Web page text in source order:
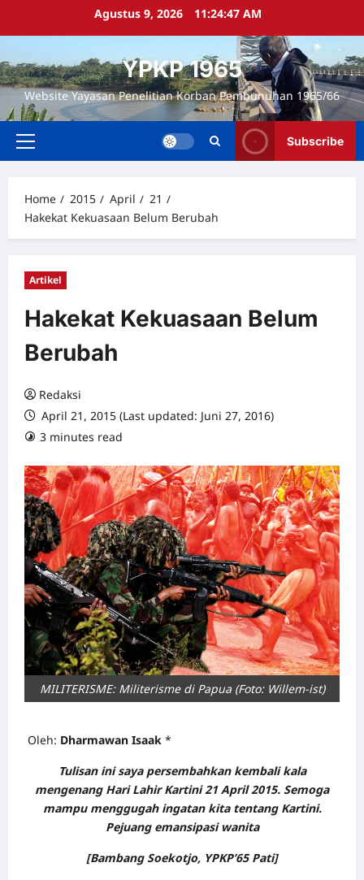
Agustus 9, 2026 11:24:47 AM
YPKP 1965
Website Yayasan Penelitian Korban Pembunuhan 1965/66
Primary
Subscribe
Home 2015 April
21
Hakekat Kekuasaan Belum Berubah
Artikel
Hakekat Kekuasaan Belum
Berubah
Redaksi
April 21, 2015 (Last updated: Juni 27, 2016)
3 minutes read
MILITERISME: Militerisme di Papua (Foto: Willem-ist)
Oleh: Dharmawan Isaak *
Tulisan ini saya persembahkan kembali kala
mengenang Hari Lahir Kartini 21 April 2015. Semoga
mampu menggugah ingatan kita tentang Kartini.
Pejuang emansipasi wanita
[Bambang Soekotjo, YPKP’65 Pati]